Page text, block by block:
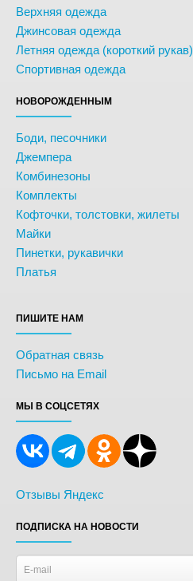
Верхняя одежда
Джинсовая одежда
Летняя одежда (короткий рукав)
Спортивная одежда
НОВОРОЖДЕННЫМ
Боди, песочники
Джемпера
Комбинезоны
Комплекты
Кофточки, толстовки, жилеты
Майки
Пинетки, рукавички
Платья
ПИШИТЕ НАМ
Обратная связь
Письмо на Email
МЫ В СОЦСЕТЯХ
Отзывы Яндекс
ПОДПИСКА НА НОВОСТИ